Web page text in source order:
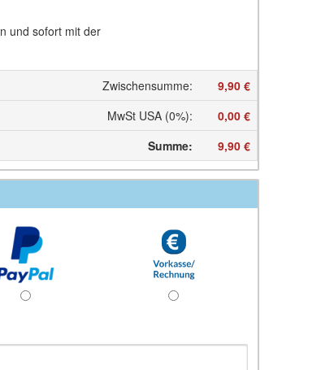
und sofort mit der
Zwischensumme:
9,90 €
MwSt USA (0%):
0,00 €
Summe: 9,90 €